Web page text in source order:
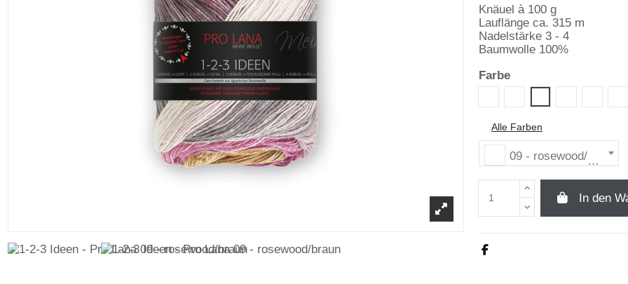
Knäuel à 100 g
Lauflänge ca. 315 m
Nadelstärke 3 - 4
Baumwolle 100%
Farbe
Alle Farben
09 - rosewood/braun
In den